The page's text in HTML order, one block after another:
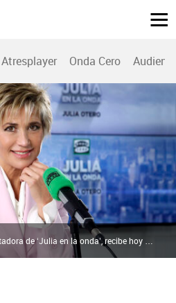
Atresplayer Onda Cero
Julia Otero, directora y presentadora de ‘Julia en la onda’, recibe hoy la Medalla de Honor de Barcelona | Atresmedia